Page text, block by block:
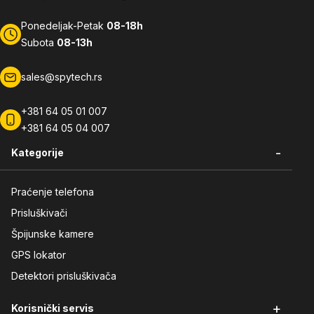
Ponedeljak-Petak 08-18h
Subota 08-13h
sales@spytech.rs
+381 64 05 01 007
+381 64 05 04 007
Kategorije -
Praćenje telefona
Prisluškivači
Špijunske kamere
GPS lokator
Detektori prisluškivača
Korisnički servis +